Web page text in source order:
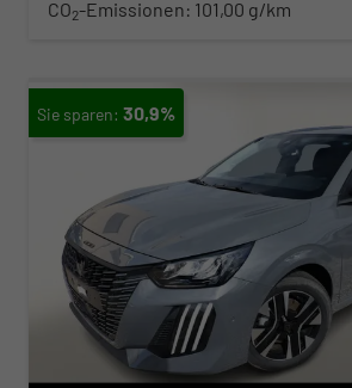
CO2-Emissionen: 101,00 g/km
30,9%